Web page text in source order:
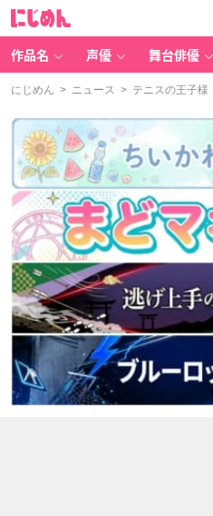
作品名 声優 舞台俳優
にじめん > ニュース > テニスの王子様